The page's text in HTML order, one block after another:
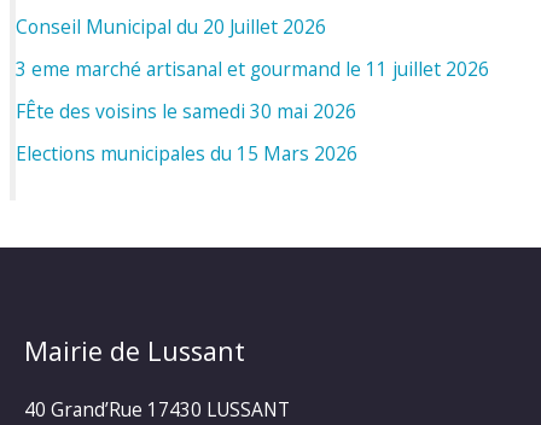
Conseil Municipal du 20 Juillet 2026
3 eme marché artisanal et gourmand le 11 juillet 2026
FÊte des voisins le samedi 30 mai 2026
Elections municipales du 15 Mars 2026
Mairie de Lussant
40 Grand’Rue 17430 LUSSANT